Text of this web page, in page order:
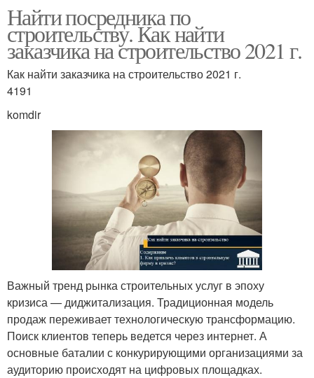
Найти посредника по
строительству. Как найти
заказчика на строительство 2021 г.
Как найти заказчика на строительство 2021 г.
4191
komdir
Важный тренд рынка строительных услуг в эпоху
кризиса — диджитализация. Традиционная модель
продаж переживает технологическую трансформацию.
Поиск клиентов теперь ведется через интернет. А
основные баталии с конкурирующими организациями за
аудиторию происходят на цифровых площадках.